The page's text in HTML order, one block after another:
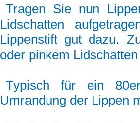
Tragen Sie nun
Lidschatten
Lippenstift gut dazu.
oder pinkem
Typisch für ein
Umrandung der Lippen